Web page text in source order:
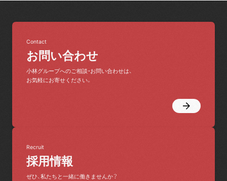
お問い合わせ
Contact
小林グループへのご相談・お問い合わせは、
お気軽にお寄せください。
採用情報
Recruit
ぜひ、私たちと一緒に働きませんか？